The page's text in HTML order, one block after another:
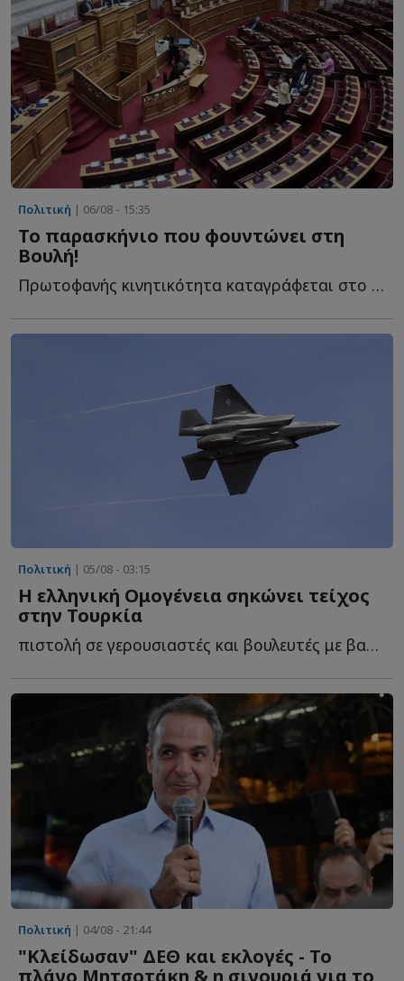
Πολιτική | 06/08 - 15:35
Το παρασκήνιο που φουντώνει στη
Βουλή!
Πρωτοφανής κινητικότητα καταγράφεται στο πολιτικό σ...
Πολιτική | 05/08 - 03:15
Η ελληνική Ομογένεια σηκώνει τείχος
στην Τουρκία
πιστολή σε γερουσιαστές και βουλευτές με βαριές προειδοποιήσεις γ...
Πολιτική | 04/08 - 21:44
"Κλείδωσαν" ΔΕΘ και εκλογές - Το
πλάνο Μητσοτάκη & η σιγουριά για το